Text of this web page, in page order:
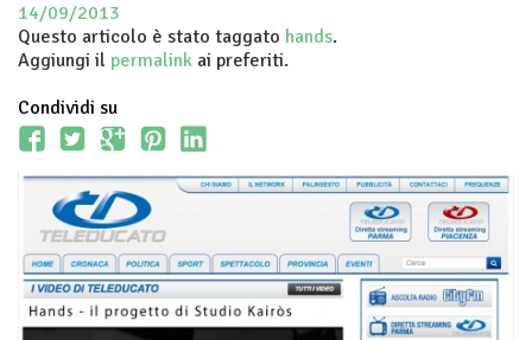
14/09/2013
Questo articolo è stato taggato hands.
Aggiungi il permalink ai preferiti.
Condividi su